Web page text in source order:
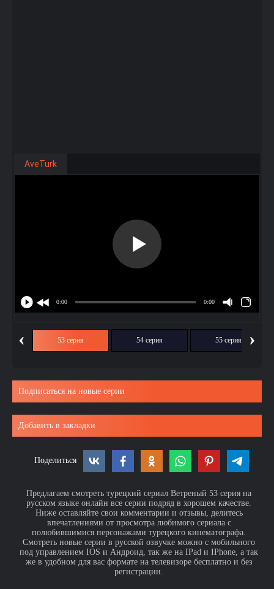
AveTurk
‹ 53 серия 54 серия 55 серия ›
Подписаться на новые серии
Добавить в закладки
Поделиться
Предлагаем смотреть турецкий сериал Ветреный 53 серия на
русском языке онлайн все серии подряд в хорошем качестве.
Ниже оставляйте свои комментарии и отзывы, делитесь
впечатлениями от просмотра любимого сериала с
полюбившимися персонажами турецкого кинематографа.
Смотреть новые серии в русской озвучке можно с мобильного
под управлением IOS и Андроид, так же на IPad и IPhone, а так
же в удобном для вас формате на телевизоре бесплатно и без
регистрации.